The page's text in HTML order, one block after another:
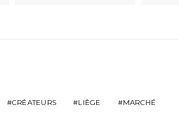
CRÉATEURS LIÈGE
MARCHÉ